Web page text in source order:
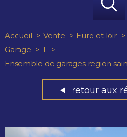
Accueil Vente Eure et loir
Garage
T
Ensemble de garages region
retour aux